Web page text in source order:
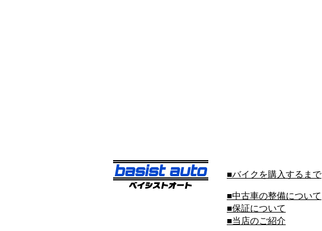
■バイクを購入するまで
■中古車の整備について
■保証について
■当店のご紹介